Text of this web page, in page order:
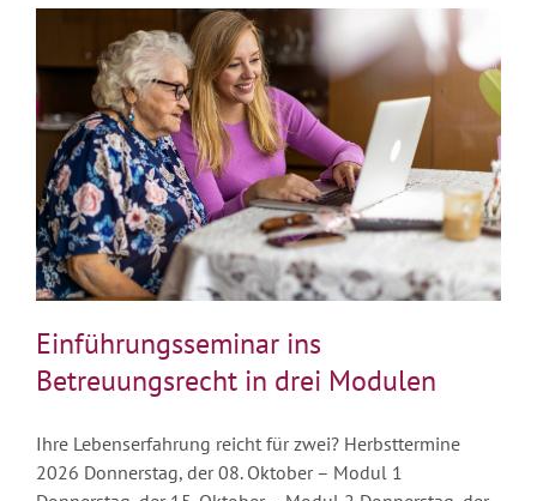
Einführungsseminar ins
Betreuungsrecht in drei Modulen
Ihre Lebenserfahrung reicht für zwei? Herbsttermine
2026 Donnerstag, der 08. Oktober – Modul 1